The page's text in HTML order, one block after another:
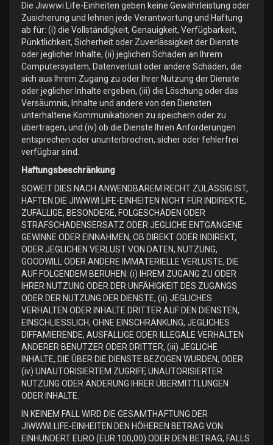
Die Jiwwwi.Life-Einheiten geben keine Gewährleistung oder
Zusicherung und lehnen jede Verantwortung und Haftung
ab für: (i) die Vollständigkeit, Genauigkeit, Verfügbarkeit,
Pünktlichkeit, Sicherheit oder Zuverlässigkeit der Dienste
oder jeglicher Inhalte, (ii) jeglichen Schaden an Ihrem
Computersystem, Datenverlust oder andere Schäden, die
sich aus Ihrem Zugang zu oder Ihrer Nutzung der Dienste
oder jeglicher Inhalte ergeben, (iii) die Löschung oder das
Versäumnis, Inhalte und andere von den Diensten
unterhaltene Kommunikationen zu speichern oder zu
übertragen, und (iv) ob die Dienste Ihren Anforderungen
entsprechen oder ununterbrochen, sicher oder fehlerfrei
verfügbar sind.
Haftungsbeschränkung
SOWEIT DIES NACH ANWENDBAREM RECHT ZULÄSSIG IST,
HAFTEN DIE JIWWWI.LIFE-EINHEITEN NICHT FÜR INDIREKTE,
ZUFÄLLIGE, BESONDERE, FOLGESCHÄDEN ODER
STRAFSCHADENSERSATZ ODER JEGLICHE ENTGANGENE
GEWINNE ODER EINNAHMEN, OB DIREKT ODER INDIREKT,
ODER JEGLICHEN VERLUST VON DATEN, NUTZUNG,
GOODWILL ODER ANDERE IMMATERIELLE VERLUSTE, DIE
AUF FOLGENDEM BERUHEN: (i) IHREM ZUGANG ZU ODER
IHRER NUTZUNG ODER DER UNFÄHIGKEIT DES ZUGANGS
ODER DER NUTZUNG DER DIENSTE, (ii) JEGLICHES
VERHALTEN ODER INHALTE DRITTER AUF DEN DIENSTEN,
EINSCHLIESSLICH, OHNE EINSCHRÄNKUNG, JEGLICHES
DIFFAMIERENDE, AUSFÄLLIGE ODER ILLEGALE VERHALTEN
ANDERER BENUTZER ODER DRITTER, (iii) JEGLICHE
INHALTE, DIE ÜBER DIE DIENSTE BEZOGEN WURDEN, ODER
(iv) UNAUTORISIERTEM ZUGRIFF, UNAUTORISIERTER
NUTZUNG ODER ÄNDERUNG IHRER ÜBERMITTLUNGEN
ODER INHALTE.
IN KEINEM FALL WIRD DIE GESAMTHAFTUNG DER
JIWWWI.LIFE-EINHEITEN DEN HÖHEREN BETRAG VON
EINHUNDERT EURO (EUR 100,00) ODER DEN BETRAG, FALLS